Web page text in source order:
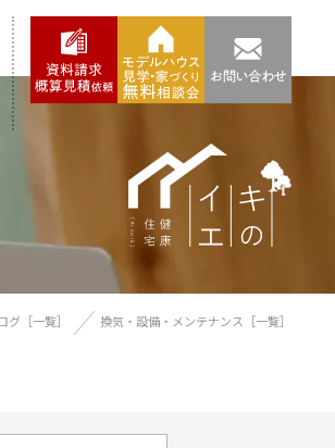
グ［一覧］ 換気・設備・メンテナンス［一覧］